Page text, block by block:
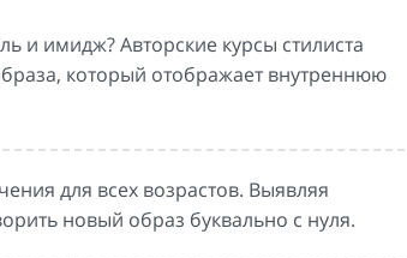
и имидж? Авторские курсы стилиста
который отображает внутреннюю
для всех возрастов. Выявляя
новый образ буквально с нуля.